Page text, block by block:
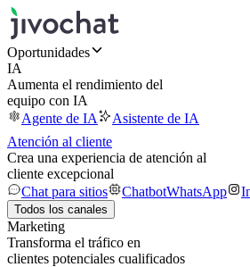
Oportunidades
IA
Aumenta el rendimiento del
equipo con IA
Agente de IA
Asistente de IA
Atención al cliente
Crea una experiencia de atención al
cliente excepcional
Chat para sitios
ChatbotWhatsApp
Todos los canales
Marketing
Transforma el tráfico en
clientes potenciales cualificados